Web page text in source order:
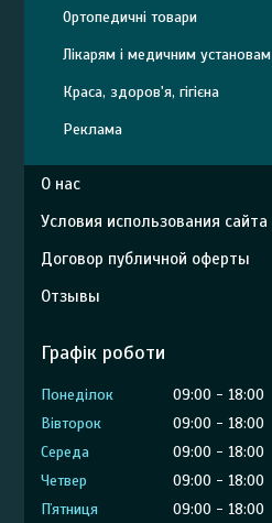
Ортопедичні товари
Лікарям і медичним установам
Краса, здоров'я, гігієна
Реклама
О нас
Условия использования сайта
Договор публичной оферты
Отзывы
Графік роботи
Понеділок 09:00
18:00
Вівторок
09:00
18:00
Середа
09:00
18:00
Четвер
09:00
18:00
Пʼятниця
09:00
18:00